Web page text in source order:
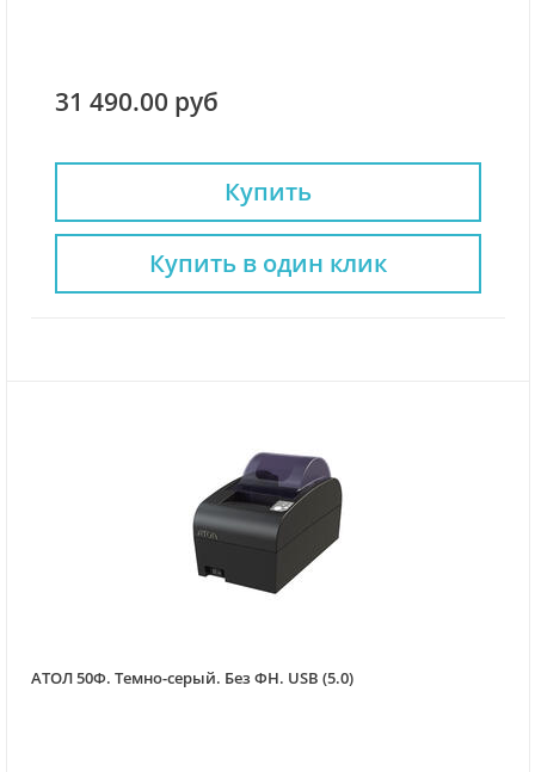
31 490.00 руб
Купить
Купить в один клик
АТОЛ 50Ф. Темно-серый. Без ФН. USB (5.0)